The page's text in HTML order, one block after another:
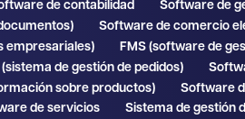
de contabilidad Software de
Software de comercio
empresariales)
FMS (software de
(sistema de gestión de pedidos)
sobre productos)
Software
de servicios Sistema de gestión